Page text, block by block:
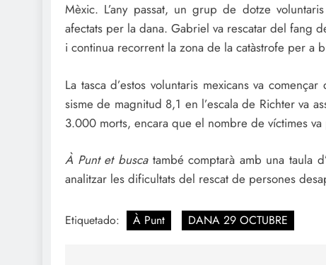
Mèxic. L’any passat, un grup de dotze
afectats per la dana. Gabriel va rescatar del fang
i continua recorrent la zona de la catàstrofe per a
La tasca d’estos voluntaris mexicans va
sisme de magnitud 8,1 en l’escala de Richter va
3.000 morts, encara que el nombre de víctimes
À Punt et buscatambé comptarà amb una taula
analitzar les dificultats del rescat de persones
Etiquetado: À Punt DANA 29 OCTUBRE